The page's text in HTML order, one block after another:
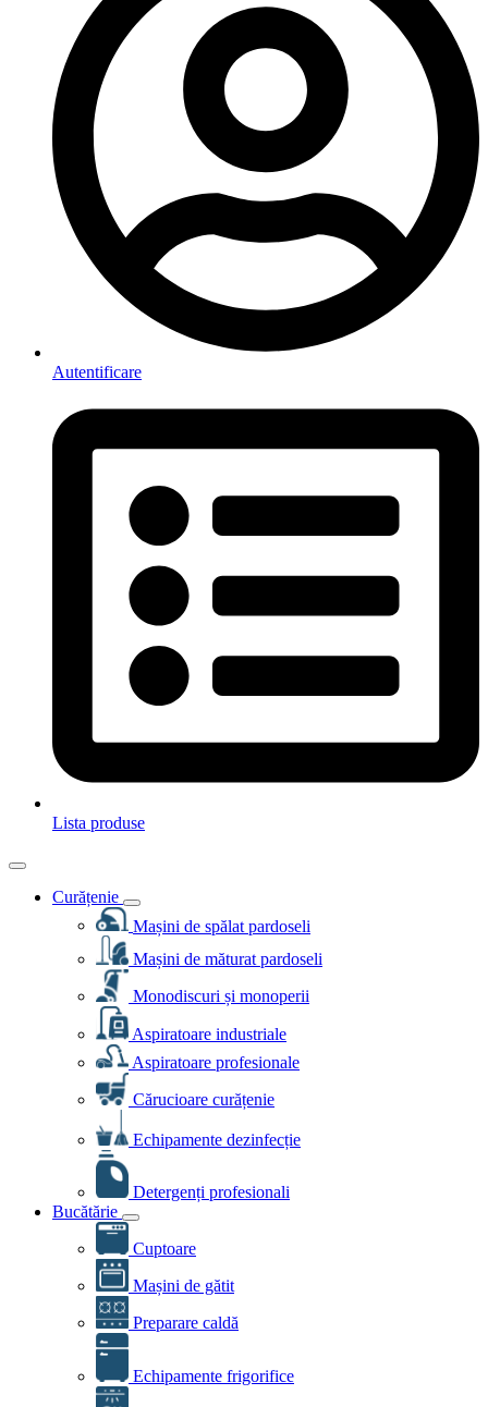
Autentificare
Lista produse
Curățenie
Mașini de spălat pardoseli
Mașini de măturat pardoseli
Monodiscuri și monoperii
Aspiratoare industriale
Aspiratoare profesionale
Cărucioare curățenie
Echipamente dezinfecție
Detergenți profesionali
Bucătărie
Cuptoare
Mașini de gătit
Preparare caldă
Echipamente frigorifice